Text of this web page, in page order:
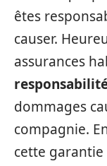
êtes
causer.
assurances
dommages
compagnie.
cette